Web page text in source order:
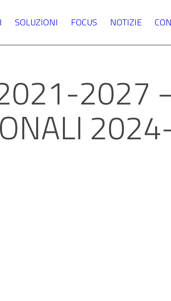
SOLUZIONI FOCUS NOTIZIE
2027